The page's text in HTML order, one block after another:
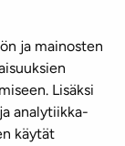
ja mainosten
Lisäksi
analytiikka-
käytät